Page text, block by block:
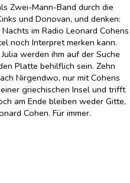
Zwei-Mann-Band durch die
und Donovan, und denken:
im Radio Leonard Cohens
noch Interpret merken kann.
werden ihm auf der Suche
Platte behilflich sein. Zehn
Nirgendwo, nur mit Cohens
griechischen Insel und trifft
am Ende bleiben weder Gitte,
Cohen. Für immer.